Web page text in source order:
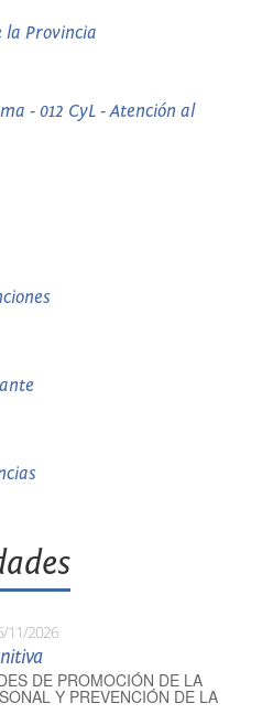
la Provincia
- 012 CyL - Atención al
11/2026
DE PROMOCIÓN DE LA
Y PREVENCIÓN DE LA